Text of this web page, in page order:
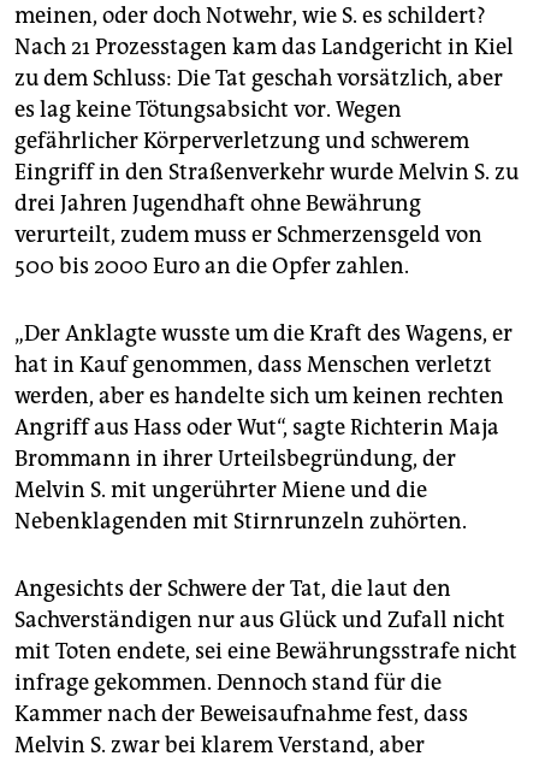
meinen, oder doch Notwehr, wie S. es schildert?
Nach 21 Prozesstagen kam das Landgericht in Kiel
zu dem Schluss: Die Tat geschah vorsätzlich, aber
es lag keine Tötungsabsicht vor. Wegen
gefährlicher Körperverletzung und schwerem
Eingriff in den Straßenverkehr wurde Melvin S. zu
drei Jahren Jugendhaft ohne Bewährung
verurteilt, zudem muss er Schmerzensgeld von
500 bis 2000 Euro an die Opfer zahlen.
„Der Anklagte wusste um die Kraft des Wagens, er
hat in Kauf genommen, dass Menschen verletzt
werden, aber es handelte sich um keinen rechten
Angriff aus Hass oder Wut“, sagte Richterin Maja
Brommann in ihrer Urteilsbegründung, der
Melvin S. mit ungerührter Miene und die
Nebenklagenden mit Stirnrunzeln zuhörten.
Angesichts der Schwere der Tat, die laut den
Sachverständigen nur aus Glück und Zufall nicht
mit Toten endete, sei eine Bewährungsstrafe nicht
infrage gekommen. Dennoch stand für die
Kammer nach der Beweisaufnahme fest, dass
Melvin S. zwar bei klarem Verstand, aber